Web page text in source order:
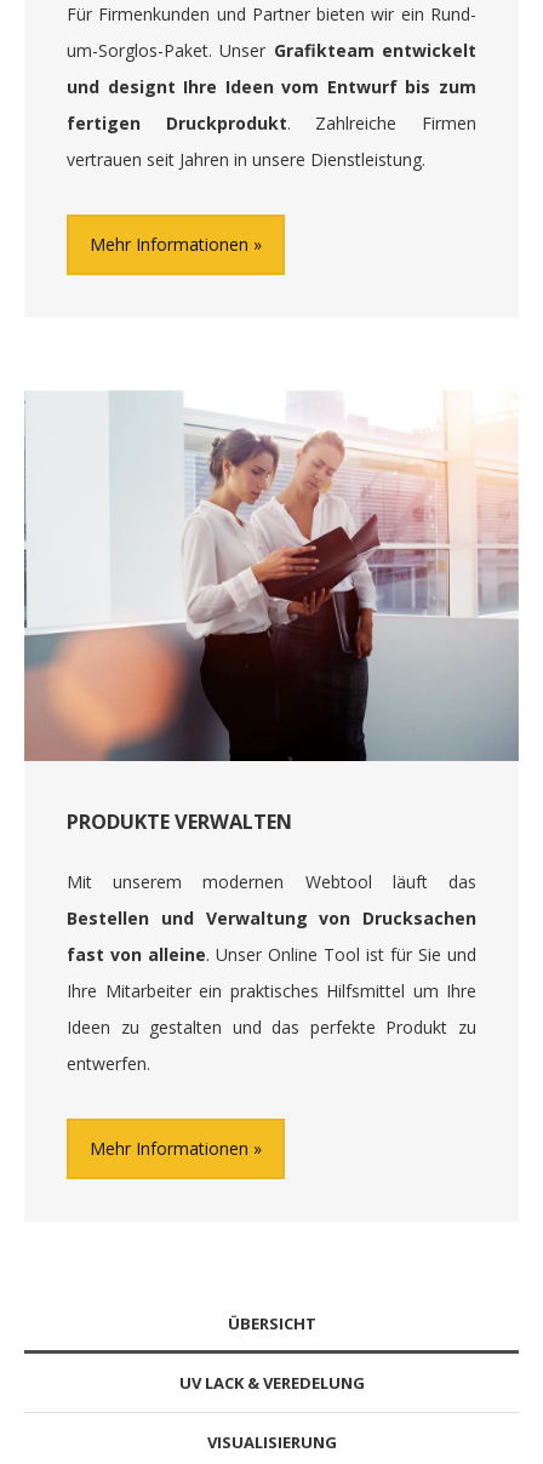
Für Firmenkunden und Partner bieten wir ein Rund-
um-Sorglos-Paket. Unser Grafikteam entwickelt
und designt Ihre Ideen vom Entwurf bis zum
fertigen Druckprodukt. Zahlreiche Firmen
vertrauen seit Jahren in unsere Dienstleistung.
Mehr Informationen
PRODUKTE VERWALTEN
Mit unserem modernen Webtool läuft das
Bestellen und Verwaltung von Drucksachen
fast von alleine. Unser Online Tool ist für Sie und
Ihre Mitarbeiter ein praktisches Hilfsmittel um Ihre
Ideen zu gestalten und das perfekte Produkt zu
entwerfen.
Mehr Informationen
ÜBERSICHT
UV LACK & VEREDELUNG
VISUALISIERUNG